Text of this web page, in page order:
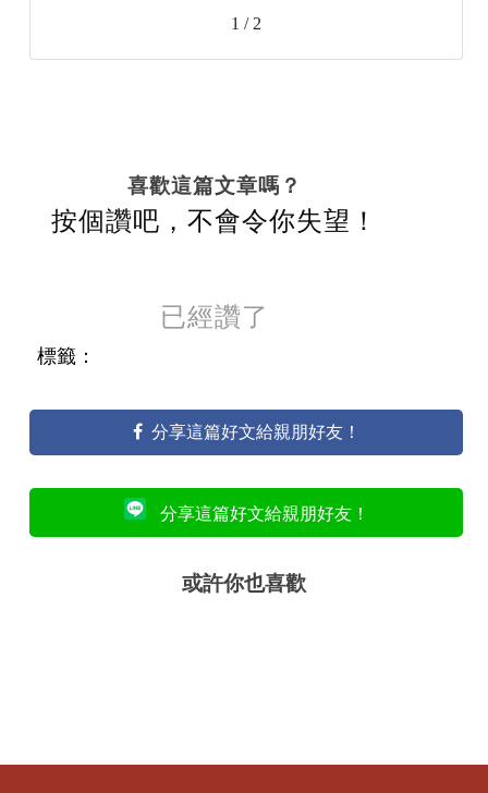
1 / 2
喜歡這篇文章嗎？
按個讚吧，不會令你失望！
已經讚了
標籤：
分享這篇好文給親朋好友！
分享這篇好文給親朋好友！
或許你也喜歡